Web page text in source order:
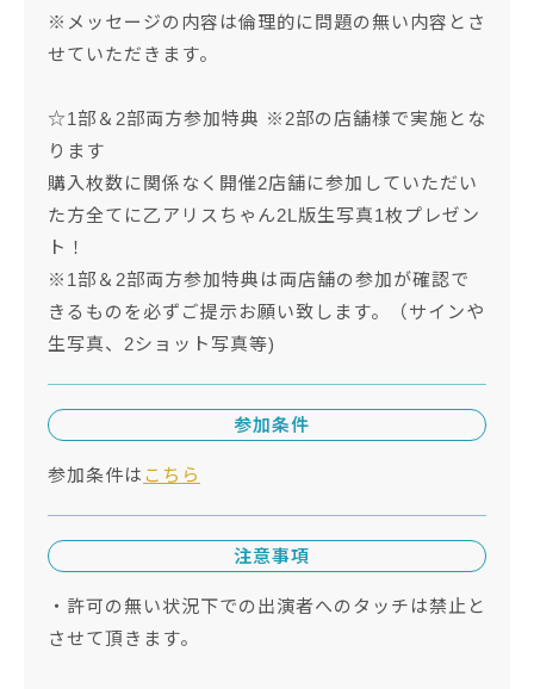
※メッセージの内容は倫理的に問題の無い内容とさ
せていただきます。
☆1部＆2部両方参加特典 ※2部の店舗様で実施とな
ります
購入枚数に関係なく開催2店舗に参加していただい
た方全てに乙アリスちゃん2L版生写真1枚プレゼン
ト！
※1部＆2部両方参加特典は両店舗の参加が確認で
きるものを必ずご提示お願い致します。（サインや
生写真、2ショット写真等)
参加条件
参加条件は こちら
注意事項
・許可の無い状況下での出演者へのタッチは禁止と
させて頂きます。